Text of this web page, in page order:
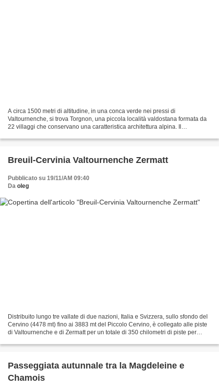
A circa 1500 metri di altitudine, in una conca verde nei pressi di
Valtournenche, si trova Torgnon, una piccola località valdostana formata da
22 villaggi che conservano una caratteristica architettura alpina. Il
Breuil-Cervinia Valtournenche Zermatt
Pubblicato su 19/11/AM 09:40
Da oleg
Distribuito lungo tre vallate di due nazioni, Italia e Svizzera, sullo sfondo del
Cervino (4478 mt) fino ai 3883 mt del Piccolo Cervino, è collegato alle piste
di Valtournenche e di Zermatt per un totale di 350 chilometri di piste per
Passeggiata autunnale tra la Magdeleine e
Chamois